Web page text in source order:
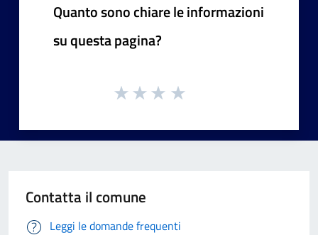
Quanto sono chiare le informazioni
su questa pagina?
Contatta il comune
Leggi le domande frequenti